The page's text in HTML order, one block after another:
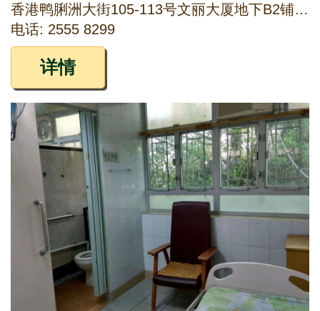
香港鸭脷洲大街105-113号文丽大厦地下B2铺、一字楼及二字楼
电话: 2555 8299
详情